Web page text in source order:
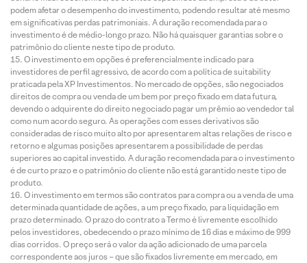
podem afetar o desempenho do investimento, podendo resultar até mesmo
em significativas perdas patrimoniais. A duração recomendada para o
investimento é de médio-longo prazo. Não há quaisquer garantias sobre o
patrimônio do cliente neste tipo de produto.
O investimento em opções é preferencialmente indicado para
investidores de perfil agressivo, de acordo com a política de suitability
praticada pela XP Investimentos. No mercado de opções, são negociados
direitos de compra ou venda de um bem por preço fixado em data futura,
devendo o adquirente do direito negociado pagar um prêmio ao vendedor tal
como num acordo seguro. As operações com esses derivativos são
consideradas de risco muito alto por apresentarem altas relações de risco e
retorno e algumas posições apresentarem a possibilidade de perdas
superiores ao capital investido. A duração recomendada para o investimento
é de curto prazo e o patrimônio do cliente não está garantido neste tipo de
produto.
O investimento em termos são contratos para compra ou a venda de uma
determinada quantidade de ações, a um preço fixado, para liquidação em
prazo determinado. O prazo do contrato a Termo é livremente escolhido
pelos investidores, obedecendo o prazo mínimo de 16 dias e máximo de 999
dias corridos. O preço será o valor da ação adicionado de uma parcela
correspondente aos juros – que são fixados livremente em mercado, em